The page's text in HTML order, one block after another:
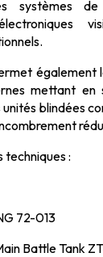
systèmes
également
mettant en
unités blindées
:
72-013
Battle Tank